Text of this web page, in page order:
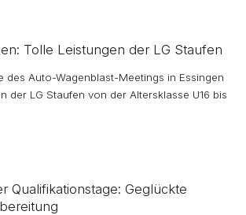
Tolle Leistungen der LG Staufen
des Auto-Wagenblast-Meetings in Essingen
der LG Staufen von der Altersklasse U16 bis
Qualifikationstage: Geglückte